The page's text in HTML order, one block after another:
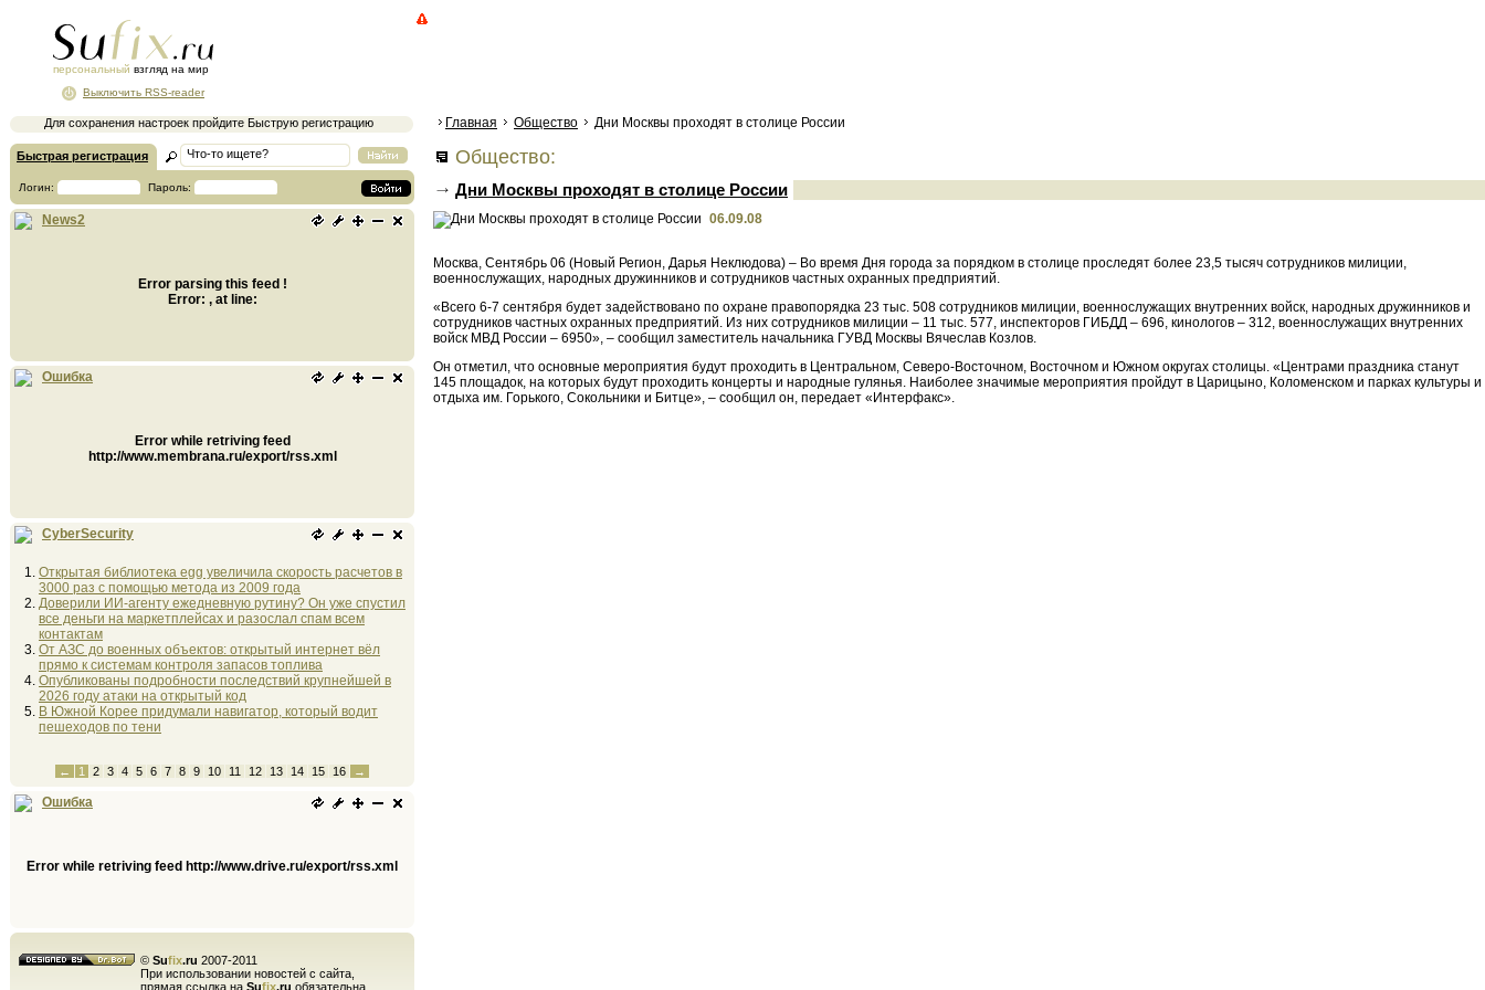
персональный взгляд на мир
Для сохранения настроек пройдите Быструю регистрацию
Выключить RSS-reader
Быстрая регистрация
Логин: Пароль:
News2
Error parsing this feed !
Error: , at line:
Ошибка
Error while retriving feed
http://www.membrana.ru/export/rss.xml
CyberSecurity
Открытая библиотека egg увеличила скорость расчетов в
3000 раз с помощью метода из 2009 года
Доверили ИИ-агенту ежедневную рутину? Он уже спустил
все деньги на маркетплейсах и разослал спам всем
контактам
От АЗС до военных объектов: открытый интернет вёл
прямо к системам контроля запасов топлива
Опубликованы подробности последствий крупнейшей в
2026 году атаки на открытый код
В Южной Корее придумали навигатор, который водит
пешеходов по тени
← 1 2 3 4 5 6 7 8 9 10 11 12 13 14 15 16 →
Ошибка
Error while retriving feed http://www.drive.ru/export/rss.xml
© Sufix.ru 2007-2011
При использовании новостей с сайта,
прямая ссылка на Sufix.ru обязательна
Главная Общество Дни Москвы проходят в столице России
Общество:
Дни Москвы проходят в столице России
06.09.08
Москва, Сентябрь 06 (Новый Регион, Дарья Неклюдова) – Во время Дня города за порядком в столице проследят более 23,5 тысяч сотрудников милиции,
военнослужащих, народных дружинников и сотрудников частных охранных предприятий.
«Всего 6-7 сентября будет задействовано по охране правопорядка 23 тыс. 508 сотрудников милиции, военнослужащих внутренних войск, народных дружинников и
сотрудников частных охранных предприятий. Из них сотрудников милиции – 11 тыс. 577, инспекторов ГИБДД – 696, кинологов – 312, военнослужащих внутренних
войск МВД России – 6950», – сообщил заместитель начальника ГУВД Москвы Вячеслав Козлов.
Он отметил, что основные мероприятия будут проходить в Центральном, Северо-Восточном, Восточном и Южном округах столицы. «Центрами праздника станут
145 площадок, на которых будут проходить концерты и народные гулянья. Наиболее значимые мероприятия пройдут в Царицыно, Коломенском и парках культуры и
отдыха им. Горького, Сокольники и Битце», – сообщил он, передает «Интерфакс».